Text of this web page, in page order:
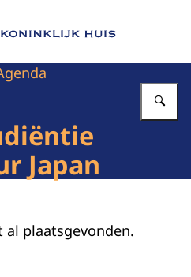
van Het Koninklijk Huis
Japan
al plaatsgevonden.